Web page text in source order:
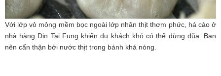
Với lớp vỏ mỏng mềm bọc ngoài lớp nhân thịt thơm phức, há cảo ở
nhà hàng Din Tai Fung khiến du khách khó có thể dừng đũa. Bạn
nên cẩn thận bởi nước thịt trong bánh khá nóng.